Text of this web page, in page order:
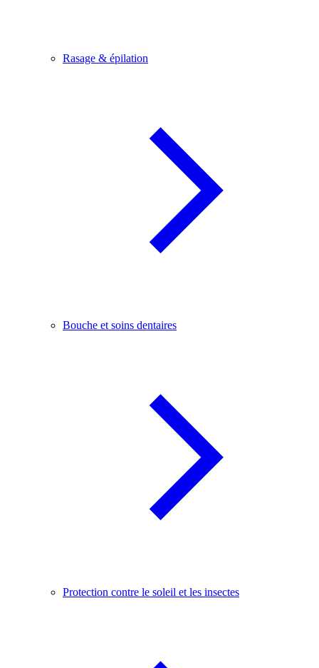
Rasage & épilation
Bouche et soins dentaires
Protection contre le soleil et les insectes